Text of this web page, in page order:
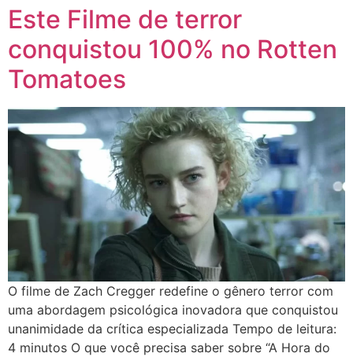
Este Filme de terror
conquistou 100% no Rotten
Tomatoes
O filme de Zach Cregger redefine o gênero terror com
uma abordagem psicológica inovadora que conquistou
unanimidade da crítica especializada Tempo de leitura:
4 minutos O que você precisa saber sobre “A Hora do